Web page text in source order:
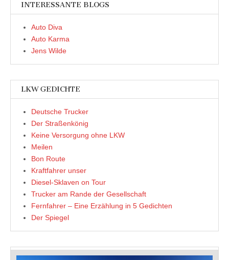
INTERESSANTE BLOGS
Auto Diva
Auto Karma
Jens Wilde
LKW GEDICHTE
Deutsche Trucker
Der Straßenkönig
Keine Versorgung ohne LKW
Meilen
Bon Route
Kraftfahrer unser
Diesel-Sklaven on Tour
Trucker am Rande der Gesellschaft
Fernfahrer – Eine Erzählung in 5 Gedichten
Der Spiegel